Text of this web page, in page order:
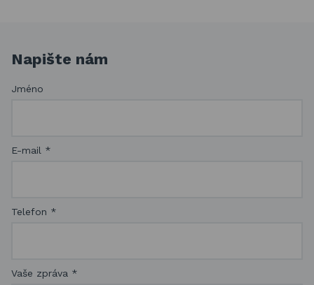
Napište nám
Jméno
E-mail *
Telefon *
Vaše zpráva *